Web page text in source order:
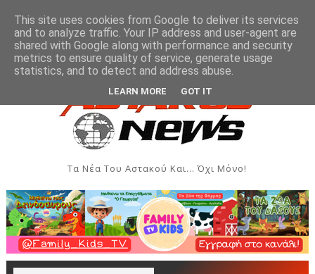
Ιονίου ΞΗΡΌΜΕΡΟ Μύτικας: Χρηματική συνεισφορά
Τα Νέα Του Αστακού Και... Όχι Μόνο!
This site uses cookies from Google to deliver its services
and to analyze traffic. Your IP address and user-agent are
shared with Google along with performance and security
metrics to ensure quality of service, generate usage
statistics, and to detect and address abuse.
LEARN MORE GOT IT